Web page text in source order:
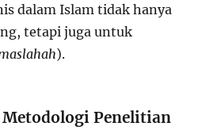
dalam Islam tidak hanya
tetapi juga untuk
).
Penelitian